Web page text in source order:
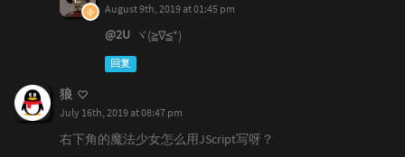
August 9th, 2019 at 01:45 pm
@2U ヾ(≧∇≦*)ゝ
回复
狼
July 16th, 2019 at 08:47 pm
右下角的魔法少女怎么用JScript写呀？